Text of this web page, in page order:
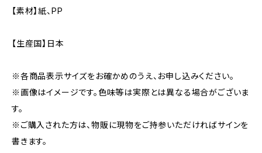
【素材】紙、PP
【生産国】日本
※各商品表示サイズをお確かめのうえ、お申し込みください。
※画像はイメージです。色味等は実際とは異なる場合がございま
す。
※ご購入された方は、物販に現物をご持参いただければサインを
書きます。